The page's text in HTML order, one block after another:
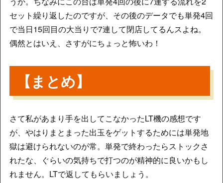
セット繰り返したのですが、その後のデータでも単発4回
で当日15回目の大当りで7連して閉店してるんスよね。
偶然とはいえ、さすがにちょっと怖いわ！
【まとめ】
さて私があまり手を出してこなかったLT機の感想です
が、やはりまとまった出玉をゲットするためには単発地
獄は避けられないのが常。単発で終わったらストックさ
れたな、ぐらいの気持ちで打つのが精神的に良いかもし
れません。LTで返してもらいましょう。